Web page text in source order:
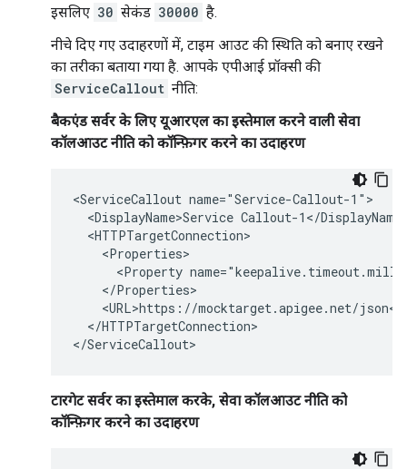
इसलिए 30 सेकंड 30000 है.
नीचे दिए गए उदाहरणों में, टाइम आउट की स्थिति को बनाए रखने
का तरीका बताया गया है. आपके एपीआई प्रॉक्सी की
ServiceCallout नीति:
बैकएंड सर्वर के लिए यूआरएल का इस्तेमाल करने वाली सेवा
कॉलआउट नीति को कॉन्फ़िगर करने का उदाहरण
<ServiceCallout name="Service-Callout-1">
<DisplayName>Service Callout-1</
  <HTTPTargetConnection>
    <Properties>
<Property
    </Properties>
<URL>https://mocktarget.apigee.net/
  </HTTPTargetConnection>
</ServiceCallout>
टारगेट सर्वर का इस्तेमाल करके, सेवा कॉलआउट नीति को
कॉन्फ़िगर करने का उदाहरण